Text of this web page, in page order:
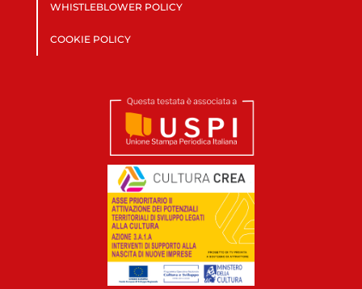
WHISTLEBLOWER POLICY
COOKIE POLICY